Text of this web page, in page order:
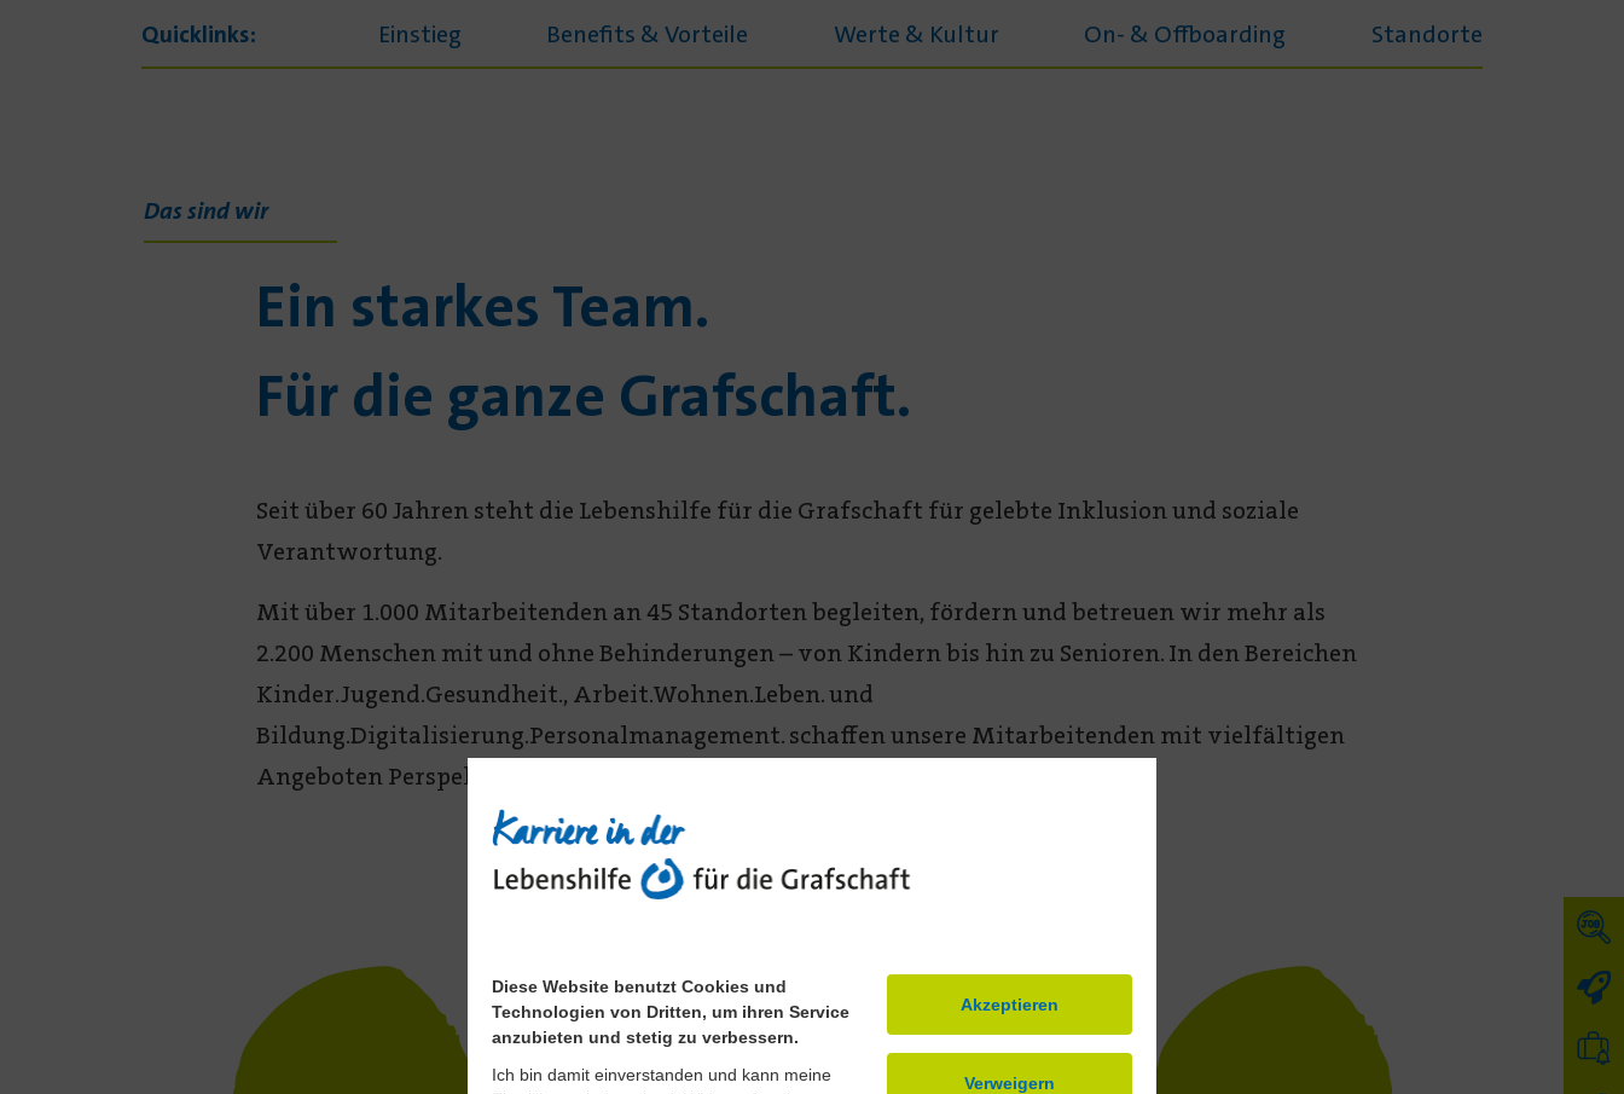
Quicklinks: Einstieg Benefits & Vorteile Werte & Kultur On- & Offboarding Standorte
Das sind wir
Ein starkes Team.
Für die ganze Grafschaft.
Seit über 60 Jahren steht die Lebenshilfe für die Grafschaft für gelebte Inklusion und soziale
Verantwortung.
Mit über 1.000 Mitarbeitenden an 45 Standorten begleiten, fördern und betreuen wir mehr als
2.200 Menschen mit und ohne Behinderungen – von Kindern bis hin zu Senioren. In den Bereichen
Kinder.Jugend.Gesundheit., Arbeit.Wohnen.Leben. und
Bildung.Digitalisierung.Personalmanagement. schaffen unsere Mitarbeitenden mit vielfältigen
Angeboten Perspektiven und ein selbstbestimmtes Leben für alle.
Diese Website benutzt Cookies und
Technologien von Dritten, um ihren Service
anzubieten und stetig zu verbessern.
Ich bin damit einverstanden und kann meine
Akzeptieren
Verweigern